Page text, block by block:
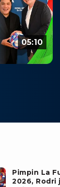
05:10
Pimpin La
2026, Rodri